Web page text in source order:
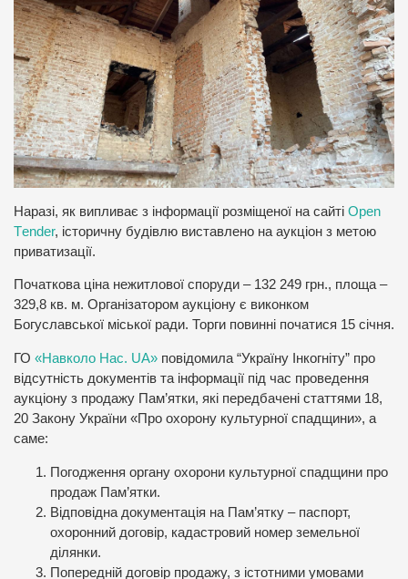
Наразі, як випливає з інформації розміщеної на сайті Оpen
Тender, історичну будівлю виставлено на аукціон з метою
приватизації.
Початкова ціна нежитлової споруди – 132 249 грн., площа –
329,8 кв. м. Організатором аукціону є виконком
Богуславської міської ради. Торги повинні початися 15 січня.
ГО «Навколо Нас. UA» повідомила “Україну Інкогніту” про
відсутність документів та інформації під час проведення
аукціону з продажу Пам’ятки, які передбачені статтями 18,
20 Закону України «Про охорону культурної спадщини», а
саме:
Погодження органу охорони культурної спадщини про
продаж Пам’ятки.
Відповідна документація на Пам’ятку – паспорт,
охоронний договір, кадастровий номер земельної
ділянки.
Попередній договір продажу, з істотними умовами